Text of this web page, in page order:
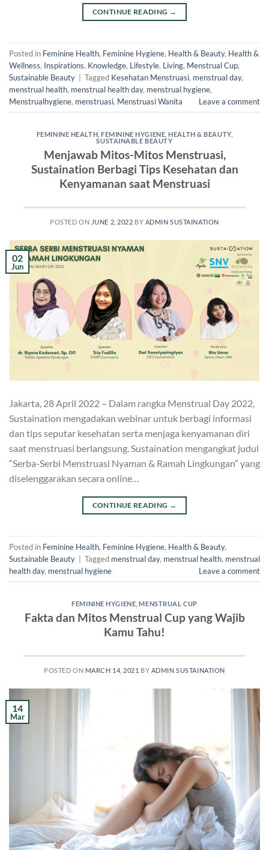
CONTINUE READING →
Posted in Feminine Health, Feminine Hygiene, Health & Beauty, Health &
Wellness, Inspirations, Knowledge, Lifestyle, Living, Menstrual Cup,
Sustainable Beauty
Tagged Kesehatan Menstruasi, menstrual day,
menstrual health, menstrual health day, menstrual hygiene,
Menstrualhygiene, menstruasi, Menstruasi Wanita Leave a comment
FEMININE HEALTH ,FEMININE HYGIENE ,HEALTH & BEAUTY,
SUSTAINABLE BEAUTY
Menjawab Mitos-Mitos Menstruasi,
Sustaination Berbagi Tips Kesehatan dan
Kenyamanan saat Menstruasi
POSTED ON JUNE 2, 2022 BY ADMIN SUSTAINATION
02
Jun
Jakarta, 28 April 2022 – Dalam rangka Menstrual Day 2022,
Sustaination mengadakan webinar untuk berbagi informasi
dan tips seputar kesehatan serta menjaga kenyamanan diri
saat menstruasi berlangsung. Sustaination mengangkat judul
“Serba-Serbi Menstruasi Nyaman & Ramah Lingkungan” yang
diselenggarakan secara online…
CONTINUE READING →
Posted in Feminine Health, Feminine Hygiene, Health & Beauty,
Sustainable Beauty
Tagged menstrual day, menstrual health, menstrual
health day, menstrual hygiene Leave a comment
FEMININE HYGIENE ,MENSTRUAL CUP
Fakta dan Mitos Menstrual Cup yang Wajib
Kamu Tahu!
POSTED ON MARCH 14, 2021 BY ADMIN SUSTAINATION
14
Mar